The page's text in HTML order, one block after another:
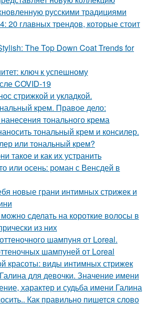
русскими традициями
20 главных трендов, которые стоит
The Top Down Coat Trends for
ключ к успешному
COVID-19
стрижкой и укладкой.
крем. Правое дело:
тонального крема
тональный крем и консилер.
или тональный крем?
такое и как их устранить
или осень: роман с Венсдей в
новые грани интимных стрижек и
сделать на короткие волосы в
из них
шампуня от Loreal.
шампуней от Loreal
красоты: виды интимных стрижек
для девочки. Значение имени
характер и судьба имени Галина
Как правильно пишется слово